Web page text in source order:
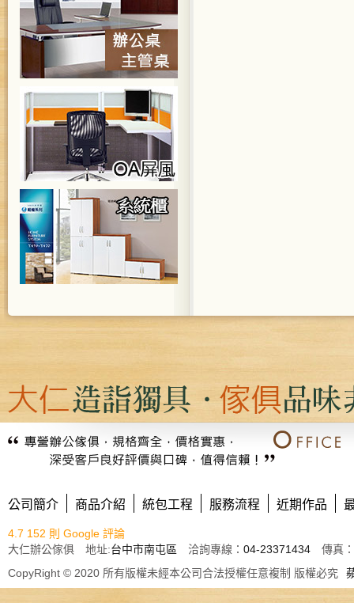
公司簡介 商品介紹 統包工程 服務流程 近期作品
4.7 152 則 Google 評論
大仁辦公傢俱 地址:台中市南屯區 洽詢專線： 04-23371434 傳真
CopyRight © 2020 所有版權未經本公司合法授權任意複制 版權必究